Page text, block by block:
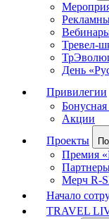
Тревел-
День
Привилегии
Акции
Проекты
Премия
Мерч R-
Начало
TRAVEL